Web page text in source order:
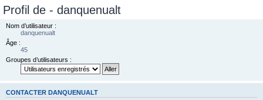
Profil de - danquenualt
Nom d’utilisateur :
danquenualt
Âge :
45
Groupes d’utilisateurs :
CONTACTER DANQUENUALT